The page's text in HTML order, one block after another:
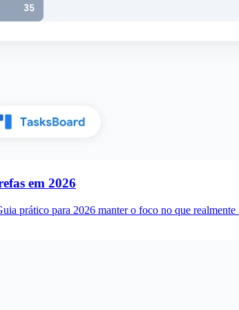
em 2026
prático para 2026 manter o foco no que realmente